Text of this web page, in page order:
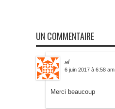
UN COMMENTAIRE
al
6 juin 2017 à 6:58 am
Merci beaucoup